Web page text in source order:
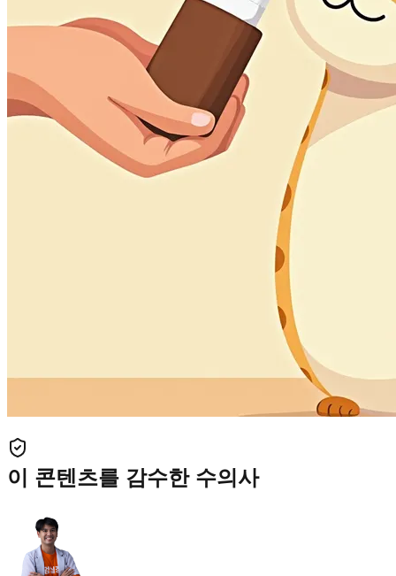
이 콘텐츠를 감수한 수의사